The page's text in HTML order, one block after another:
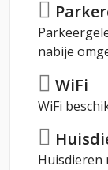
nabije
WiFi
WiFi
Huisdieren